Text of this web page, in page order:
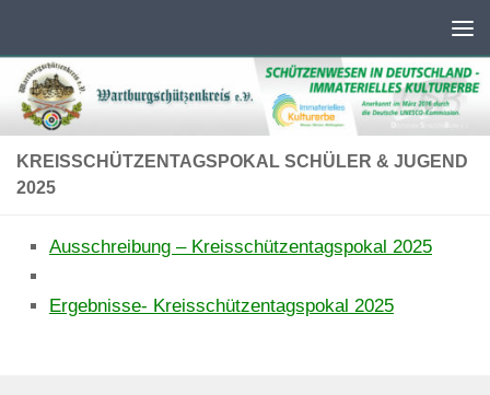
KREISSCHÜTZENTAGSPOKAL SCHÜLER & JUGEND
2025
Ausschreibung – Kreisschützentagspokal 2025
Ergebnisse- Kreisschützentagspokal 2025